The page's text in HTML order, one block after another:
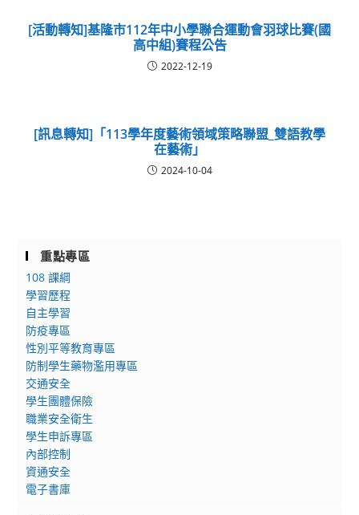
[活動轉知]基隆市112年中小學聯合運動會羽球比賽(國
高中組)賽程公告
2022-12-19
[訊息轉知]「113學年度藝術領域策略聯盟_雙語教學
在藝術」
2024-10-04
重點專區
108 課綱
學習歷程
自主學習
防疫專區
性別平等教育專區
防制學生藥物濫用專區
交通安全
學生團體保險
職業安全衛生
學生申訴專區
內部控制
資通安全
電子書庫